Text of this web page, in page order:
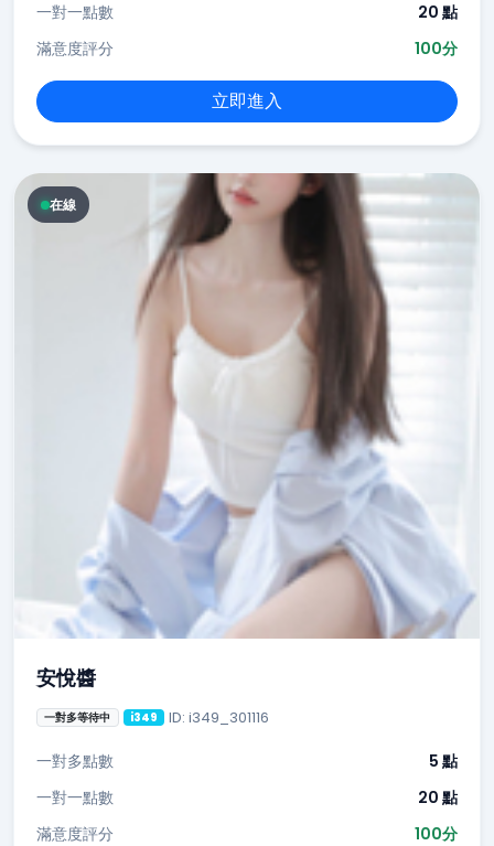
一對一點數
20 點
滿意度評分
100分
立即進入
在線
安悅醬
一對多等待中 i349 ID: i349_301116
一對多點數
5 點
一對一點數
20 點
滿意度評分
100分